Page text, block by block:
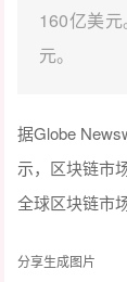
160亿美
元。
据Globe
示，区块链市
全球区块链市
分享生成图片